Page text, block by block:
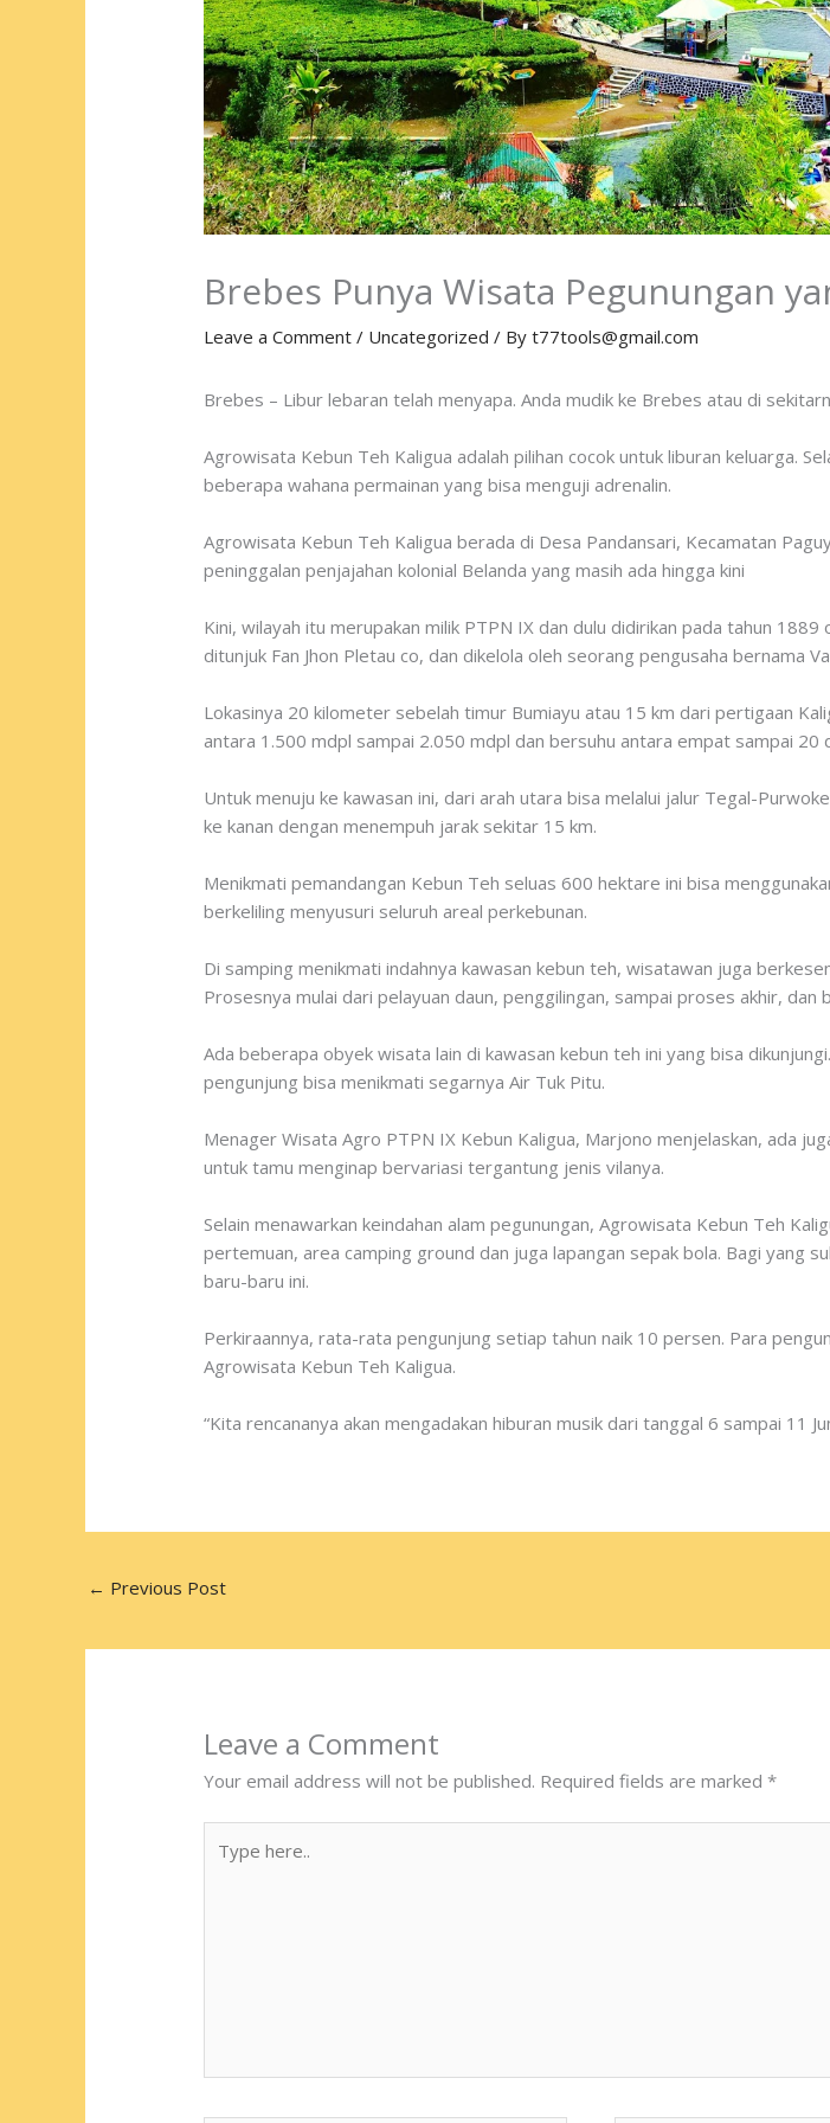
Brebes Punya Wisata Pegunungan
Leave a Comment / Uncategorized / Byt77tools@gmail.com
Brebes – Libur lebaran telah menyapa. Anda mudik ke Brebes atau di
Agrowisata Kebun Teh Kaligua adalah pilihan cocok untuk liburan keluarga.
beberapa wahana permainan yang bisa menguji adrenalin.
Agrowisata Kebun Teh Kaligua berada di Desa Pandansari, Kecamatan
peninggalan penjajahan kolonial Belanda yang masih ada hingga kini
Kini, wilayah itu merupakan milik PTPN IX dan dulu didirikan pada tahun
ditunjuk Fan Jhon Pletau co, dan dikelola oleh seorang pengusaha bernama
Lokasinya 20 kilometer sebelah timur Bumiayu atau 15 km dari pertigaan
antara 1.500 mdpl sampai 2.050 mdpl dan bersuhu antara empat sampai 20
Untuk menuju ke kawasan ini, dari arah utara bisa melalui jalur Tegal-
ke kanan dengan menempuh jarak sekitar 15 km.
Menikmati pemandangan Kebun Teh seluas 600 hektare ini bisa
berkeliling menyusuri seluruh areal perkebunan.
Di samping menikmati indahnya kawasan kebun teh, wisatawan juga
Prosesnya mulai dari pelayuan daun, penggilingan, sampai proses akhir, dan
Ada beberapa obyek wisata lain di kawasan kebun teh ini yang bisa
pengunjung bisa menikmati segarnya Air Tuk Pitu.
Menager Wisata Agro PTPN IX Kebun Kaligua, Marjono menjelaskan, ada
untuk tamu menginap bervariasi tergantung jenis vilanya.
Selain menawarkan keindahan alam pegunungan, Agrowisata Kebun Teh
pertemuan, area camping ground dan juga lapangan sepak bola. Bagi yang
baru-baru ini.
Perkiraannya, rata-rata pengunjung setiap tahun naik 10 persen. Para
Agrowisata Kebun Teh Kaligua.
“Kita rencananya akan mengadakan hiburan musik dari tanggal 6 sampai 11
← Previous Post
Leave a Comment
Your email address will not be published. Required fields are marked*
here..